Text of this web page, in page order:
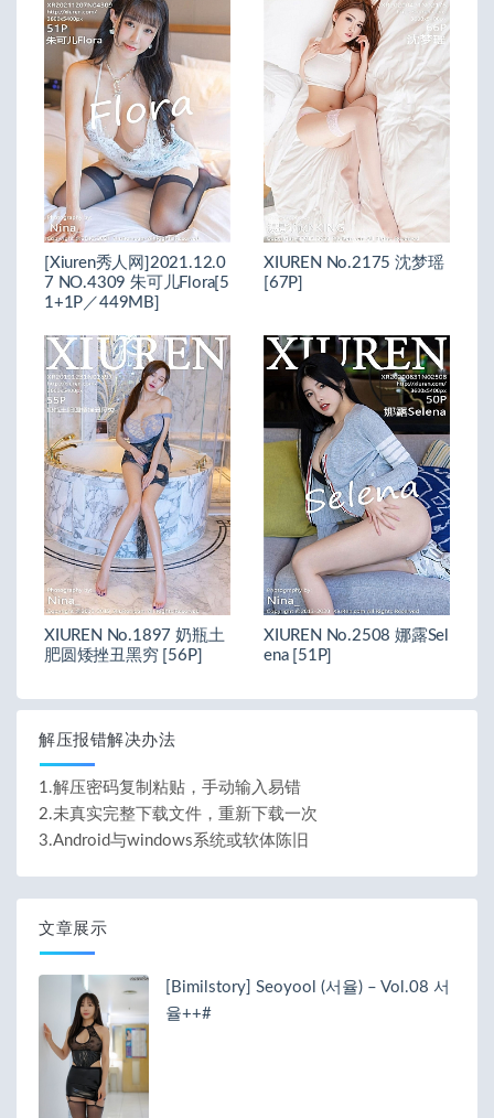
[Xiuren秀人网]2021.12.0
7 NO.4309 朱可儿Flora[5
1+1P／449MB]
XIUREN No.2175 沈梦瑶
[67P]
XIUREN No.1897 奶瓶土
肥圆矮挫丑黑穷 [56P]
XIUREN No.2508 娜露Sel
ena [51P]
解压报错解决办法
1.解压密码复制粘贴，手动输入易错
2.未真实完整下载文件，重新下载一次
3.Android与windows系统或软体陈旧
文章展示
[Bimilstory] Seoyool (서율) – Vol.08 서
율++#